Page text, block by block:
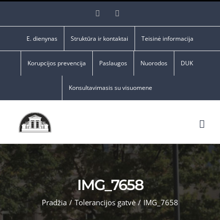
Facebook
E. dienynas Struktūra ir kontaktai Teisinė informacija
Korupcijos prevencija Paslaugos Nuorodos DUK
Konsultavimasis su visuomene
IMG_7658
Pradžia / Tolerancijos gatvė / IMG_7658